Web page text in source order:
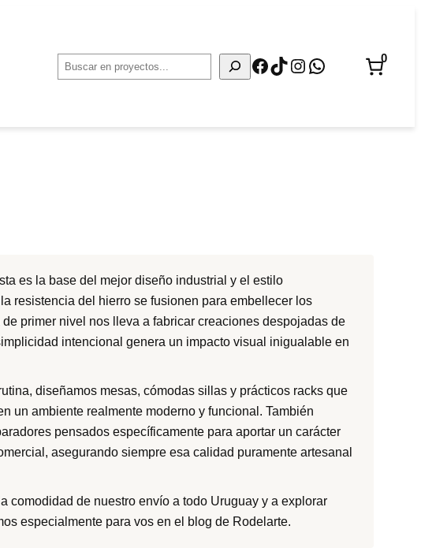
Facebook
TikTok
Instagram
WhatsApp
0
es la base del mejor diseño industrial y el estilo
resistencia del hierro se fusionen para embellecer los
primer nivel nos lleva a fabricar creaciones despojadas de
intencional genera un impacto visual inigualable en
diseñamos mesas, cómodas sillas y prácticos racks que
un ambiente realmente moderno y funcional. También
pensados específicamente para aportar un carácter
asegurando siempre esa calidad puramente artesanal
comodidad de nuestro envío a todo Uruguay y a explorar
especialmente para vos en el blog de Rodelarte.